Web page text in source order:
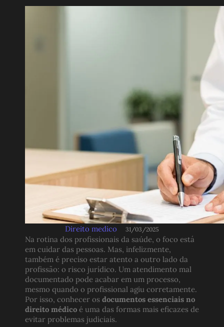
Direito medico 31/03/2025
Na rotina dos profissionais da saúde, o foco está
em cuidar das pessoas. Mas, infelizmente,
também é preciso estar atento a outro lado da
profissão: o risco jurídico. Um atendimento mal
documentado pode acabar em um processo,
mesmo quando o profissional agiu corretamente.
Por isso, conhecer os documentos essenciais no
direito médico é uma das formas mais eficazes de
evitar problemas judiciais.